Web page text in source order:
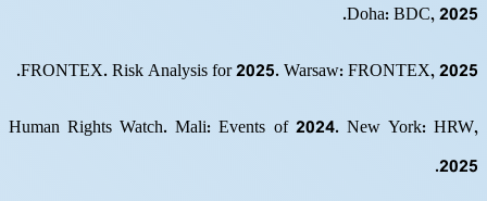
Doha: BDC, 2025.
FRONTEX. Risk Analysis for 2025. Warsaw: FRONTEX, 2025.
Human Rights Watch. Mali: Events of 2024. New York: HRW,
2025.